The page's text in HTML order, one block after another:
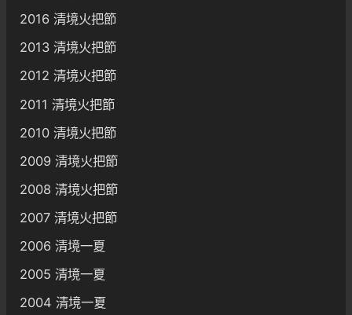
2016 清境火把節
2013 清境火把節
2012 清境火把節
2011 清境火把節
2010 清境火把節
2009 清境火把節
2008 清境火把節
2007 清境火把節
2006 清境一夏
2005 清境一夏
2004 清境一夏